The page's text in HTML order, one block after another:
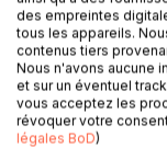
- Hips movements
- Bust movements
- Level changes.
The codification of
transmit.
des empreintes
tous les appareils.
contenus tiers
Nous n'avons aucune
et sur un éventuel
vous acceptez les
révoquer votre
légales BoD)